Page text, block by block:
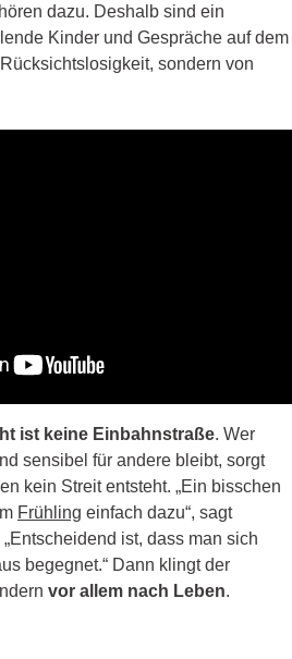
dazu. Deshalb sind ein
Kinder und Gespräche auf dem
sondern von
ist keine Einbahnstraße. Wer
sensibel für andere bleibt, sorgt
kein Streit entsteht. „Ein bisschen
Frühling einfach dazu“, sagt
ist, dass man sich
begegnet.“ Dann klingt der
vor allem nach Leben.